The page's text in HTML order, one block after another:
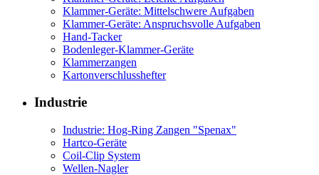
Klammer-Geräte: Mittelschwere Aufgaben
Klammer-Geräte: Anspruchsvolle Aufgaben
Hand-Tacker
Bodenleger-Klammer-Geräte
Klammerzangen
Kartonverschlusshefter
Industrie
Industrie: Hog-Ring Zangen "Spenax"
Hartco-Geräte
Coil-Clip System
Wellen-Nagler